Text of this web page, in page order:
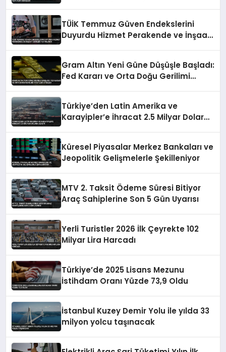
TÜİK Temmuz Güven Endekslerini
Duyurdu Hizmet Perakende ve İnşaat
Gram Altın Yeni Güne Düşüşle Başladı:
Fed Kararı ve Orta Doğu Gerilimi
Türkiye’den Latin Amerika ve
Karayipler’e İhracat 2.5 Milyar Dolara
Küresel Piyasalar Merkez Bankaları ve
Jeopolitik Gelişmelerle Şekilleniyor
MTV 2. Taksit Ödeme Süresi Bitiyor
Araç Sahiplerine Son 5 Gün Uyarısı
Yerli Turistler 2026 İlk Çeyrekte 102
Milyar Lira Harcadı
Türkiye’de 2025 Lisans Mezunu
İstihdam Oranı Yüzde 73,9 Oldu
İstanbul Kuzey Demir Yolu ile yılda 33
milyon yolcu taşınacak